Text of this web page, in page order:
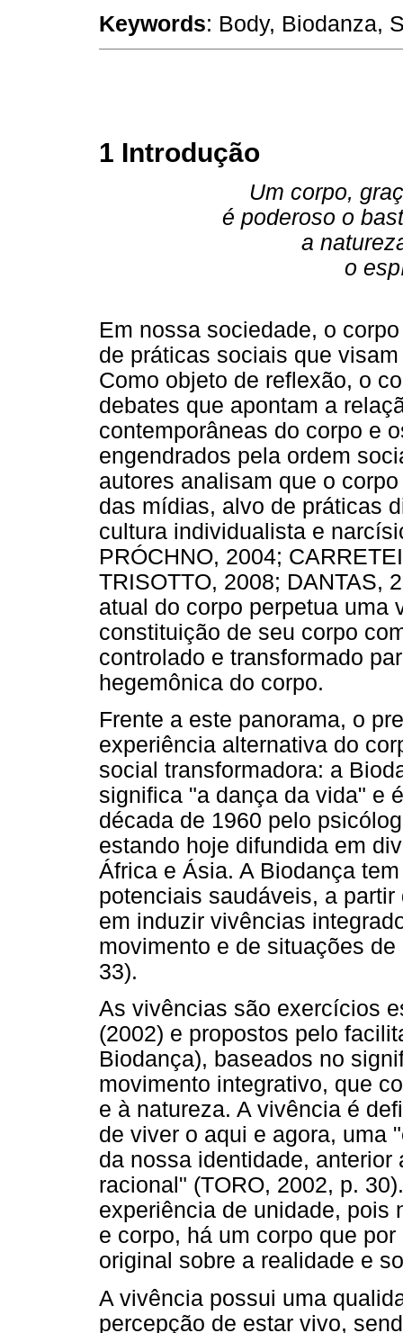
Keywords: Body, Biodanza,
1 Introdução
Um corpo,
é poderoso o
a
o
Em nossa sociedade, o
de práticas sociais que
Como objeto de reflexão, o
debates que apontam a
contemporâneas do corpo e
engendrados pela ordem
autores analisam que o
das mídias, alvo de práticas
cultura individualista e
PRÓCHNO, 2004;
TRISOTTO, 2008; DANTAS,
atual do corpo perpetua uma
constituição de seu corpo
controlado e transformado
hegemônica do corpo.
Frente a este panorama, o
experiência alternativa do
social transformadora: a
significa "a dança da vida" e
década de 1960 pelo
estando hoje difundida em
África e Ásia. A Biodança
potenciais saudáveis, a
em induzir vivências
movimento e de situações
33).
As vivências são exercícios
(2002) e propostos pelo
Biodança), baseados no
movimento integrativo, que
e à natureza. A vivência é
de viver o aqui e agora, uma
da nossa identidade,
racional" (TORO, 2002, p.
experiência de unidade, pois
e corpo, há um corpo que
original sobre a realidade e
A vivência possui uma
percepção de estar vivo,